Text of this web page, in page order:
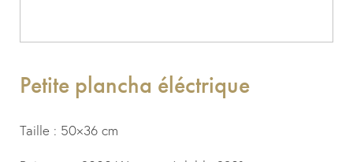
Petite plancha éléctrique
Taille : 50×36 cm